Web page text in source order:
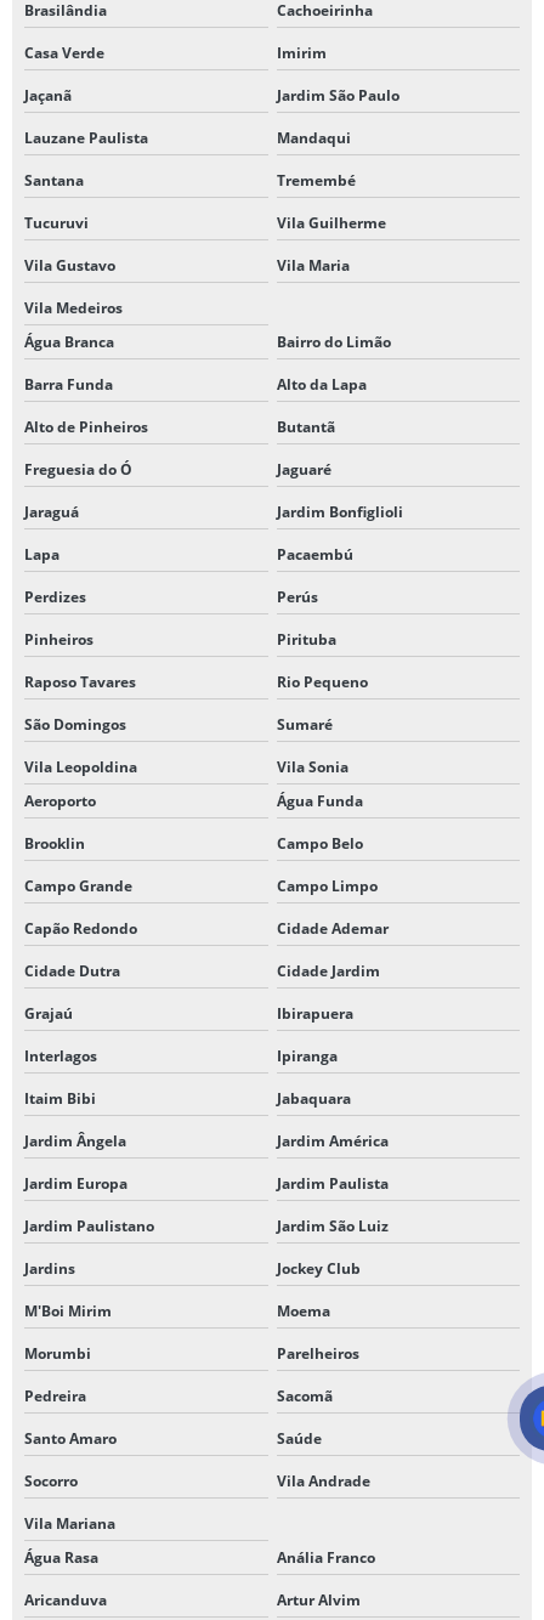
Brasilândia Cachoeirinha
Casa Verde Imirim
Jaçanã Jardim São Paulo
Lauzane Paulista Mandaqui
Santana Tremembé
Tucuruvi Vila Guilherme
Vila Gustavo Vila Maria
Vila Medeiros
Água Branca
Bairro do Limão
Barra Funda Alto da Lapa
Alto de Pinheiros Butantã
Freguesia do Ó Jaguaré
Jaraguá Jardim Bonfiglioli
Lapa Pacaembú
Perdizes Perús
Pinheiros Pirituba
Raposo Tavares Rio Pequeno
São Domingos Sumaré
Vila Leopoldina
Vila Sonia
Aeroporto
Água Funda
Brooklin Campo Belo
Campo Grande Campo Limpo
Capão Redondo Cidade Ademar
Cidade Dutra Cidade Jardim
Grajaú Ibirapuera
Interlagos Ipiranga
Itaim Bibi Jabaquara
Jardim Ângela Jardim América
Jardim Europa Jardim Paulista
Jardim Paulistano Jardim São Luiz
Jardins Jockey Club
M'Boi Mirim Moema
Morumbi Parelheiros
Pedreira Sacomã
Santo Amaro Saúde
Socorro Vila Andrade
Vila Mariana
Água Rasa
Anália Franco
Aricanduva Artur Alvim